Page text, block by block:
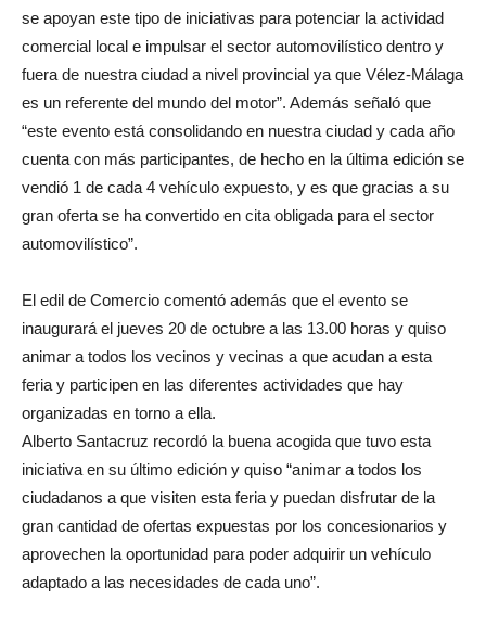
se apoyan este tipo de iniciativas para potenciar la actividad
comercial local e impulsar el sector automovilístico dentro y
fuera de nuestra ciudad a nivel provincial ya que Vélez-Málaga
es un referente del mundo del motor”. Además señaló que
“este evento está consolidando en nuestra ciudad y cada año
cuenta con más participantes, de hecho en la última edición se
vendió 1 de cada 4 vehículo expuesto, y es que gracias a su
gran oferta se ha convertido en cita obligada para el sector
automovilístico”.
El edil de Comercio comentó además que el evento se
inaugurará el jueves 20 de octubre a las 13.00 horas y quiso
animar a todos los vecinos y vecinas a que acudan a esta
feria y participen en las diferentes actividades que hay
organizadas en torno a ella.
Alberto Santacruz recordó la buena acogida que tuvo esta
iniciativa en su último edición y quiso “animar a todos los
ciudadanos a que visiten esta feria y puedan disfrutar de la
gran cantidad de ofertas expuestas por los concesionarios y
aprovechen la oportunidad para poder adquirir un vehículo
adaptado a las necesidades de cada uno”.